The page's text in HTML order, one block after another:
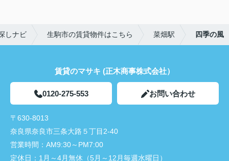
しナビ 生駒市の賃貸物件はこちら 菜畑駅 四季の風
賃貸のマサキ (正木商事株式会社）
0120-275-553 お問い合わせ
〒630-8013
奈良県奈良市三条大路５丁目2-40
営業時間： AM9:30～PM7:00
定休日： 1月～4月無休（5月～12月毎週水曜日）